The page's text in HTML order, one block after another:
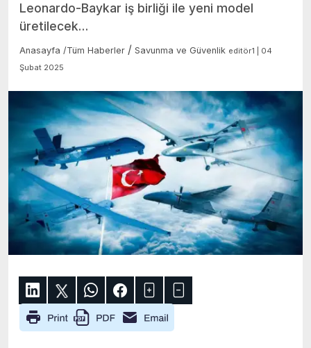
Leonardo-Baykar iş birliği ile yeni model
üretilecek…
Anasayfa /Tüm Haberler / Savunma ve Güvenlik editör1 | 04
Şubat 2025